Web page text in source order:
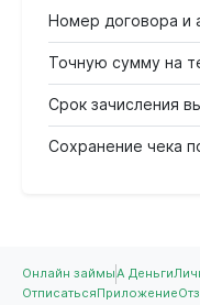
Номер договора и
Точную сумму на
Срок зачисления
Сохранение чека
Онлайн займыА Деньги
Отписаться Приложение